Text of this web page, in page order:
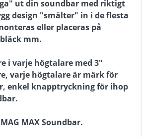
ut din soundbar med riktigt
design "smälter" in i de flesta
eller placeras på
mm.
i varje högtalare med 3"
varje högtalare är märk för
enkel knapptryckning för ihop
MAX Soundbar.